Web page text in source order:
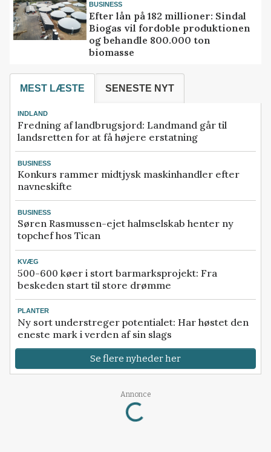
BUSINESS
Efter lån på 182 millioner: Sindal
Biogas vil fordoble produktionen
og behandle 800.000 ton
biomasse
MEST LÆSTE SENESTE NYT
INDLAND
Fredning af landbrugsjord: Landmand går til
landsretten for at få højere erstatning
BUSINESS
Konkurs rammer midtjysk maskinhandler efter
navneskifte
BUSINESS
Søren Rasmussen-ejet halmselskab henter ny
topchef hos Tican
KVÆG
500-600 køer i stort barmarksprojekt: Fra
beskeden start til store drømme
PLANTER
Ny sort understreger potentialet: Har høstet den
eneste mark i verden af sin slags
Se flere nyheder her
Annonce
Loading...